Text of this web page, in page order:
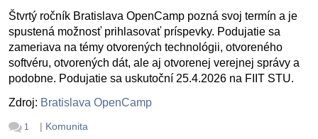
Štvrtý ročník Bratislava OpenCamp pozná svoj termín a je
spustená možnosť prihlasovať príspevky. Podujatie sa
zameriava na témy otvorených technológii, otvoreného
softvéru, otvorených dát, ale aj otvorenej verejnej správy a
podobne. Podujatie sa uskutoční 25.4.2026 na FIIT STU.
Zdroj: Bratislava OpenCamp
1 | Komunita